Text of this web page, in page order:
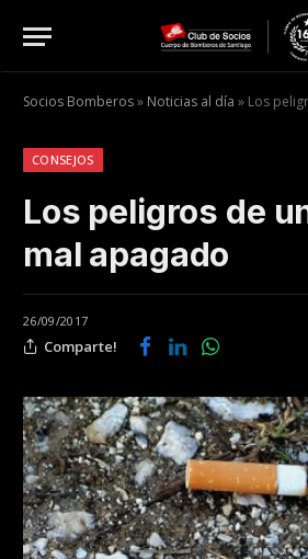
Socios Bomberos» Noticias al día » Los
CONSEJOS
Los peligros de
mal apagado
26/09/2017
Comparte!